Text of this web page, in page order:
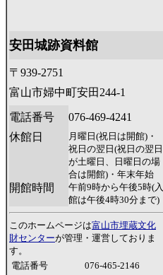
安田城跡資料館
〒939-2751
富山市婦中町安田244-1
電話番号
076-469-4241
休館日
月曜日(祝日は開館)・
祝日の翌日(祝日の翌日
が土曜日、日曜日の場
合は開館)・年末年始
開館時間
午前9時から午後5時(入
館は午後4時30分まで)
このホームページは富山市埋蔵文化
財センターが管理・運営しておりま
す。
電話番号
076-465-2146